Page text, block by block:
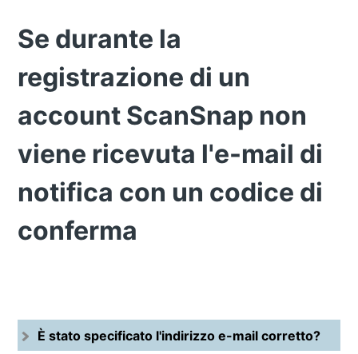
Se durante la
registrazione di un
account ScanSnap non
viene ricevuta l'e-mail di
notifica con un codice di
conferma
È stato specificato l'indirizzo e-mail corretto?